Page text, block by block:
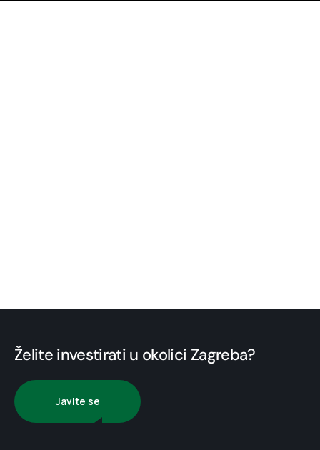
Želite investirati u okolici Zagreba?
Javite se